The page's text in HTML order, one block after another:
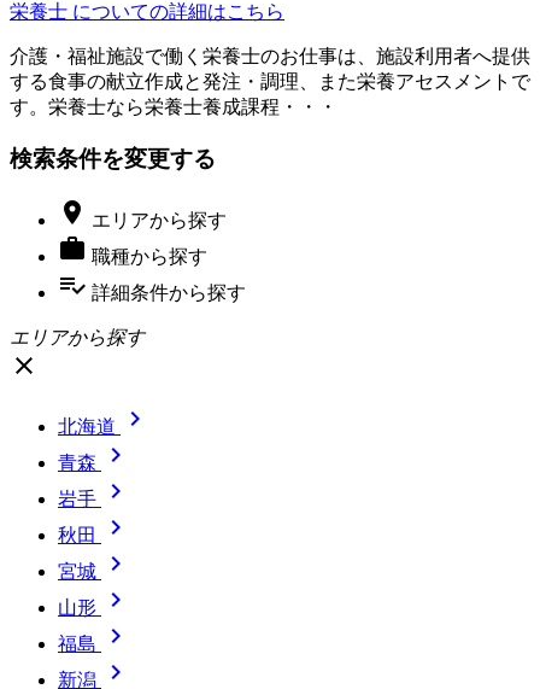
栄養士 についての詳細はこちら
介護・福祉施設で働く栄養士のお仕事は、施設利用者へ提供
する食事の献立作成と発注・調理、また栄養アセスメントで
す。栄養士なら栄養士養成課程・・・
検索条件を変更する
 エリアから探す
 職種から探す
playlist_add_check 詳細条件から探す
エリアから探す
close
北海道 
青森 
岩手 
秋田 
宮城 
山形 
福島 
新潟 